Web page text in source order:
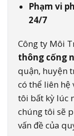
Phạm vi
24/7
Công ty Môi
thông cống
quận, huyện
có thể liên hệ
tôi bất kỳ lúc
chúng tôi sẽ
vấn đề của